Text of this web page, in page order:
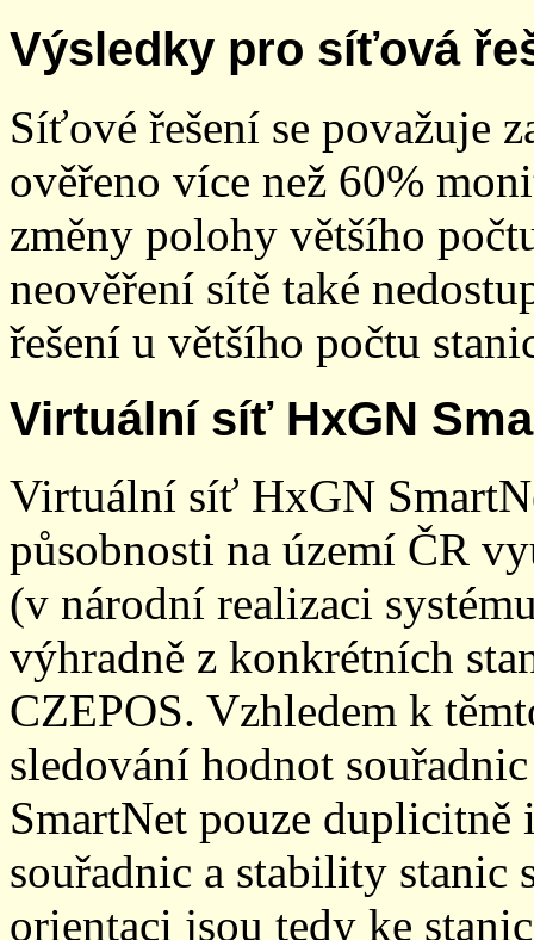
Výsledky pro síťová
Síťové řešení se považuje
ověřeno více než 60%
změny polohy většího
neověření sítě také
řešení u většího počtu
Virtuální síť HxGN
Virtuální síť HxGN
působnosti na území ČR
(v národní realizaci
výhradně z konkrétních
CZEPOS. Vzhledem k
sledování hodnot
SmartNet pouze
souřadnic a stability stanic
orientaci jsou tedy ke